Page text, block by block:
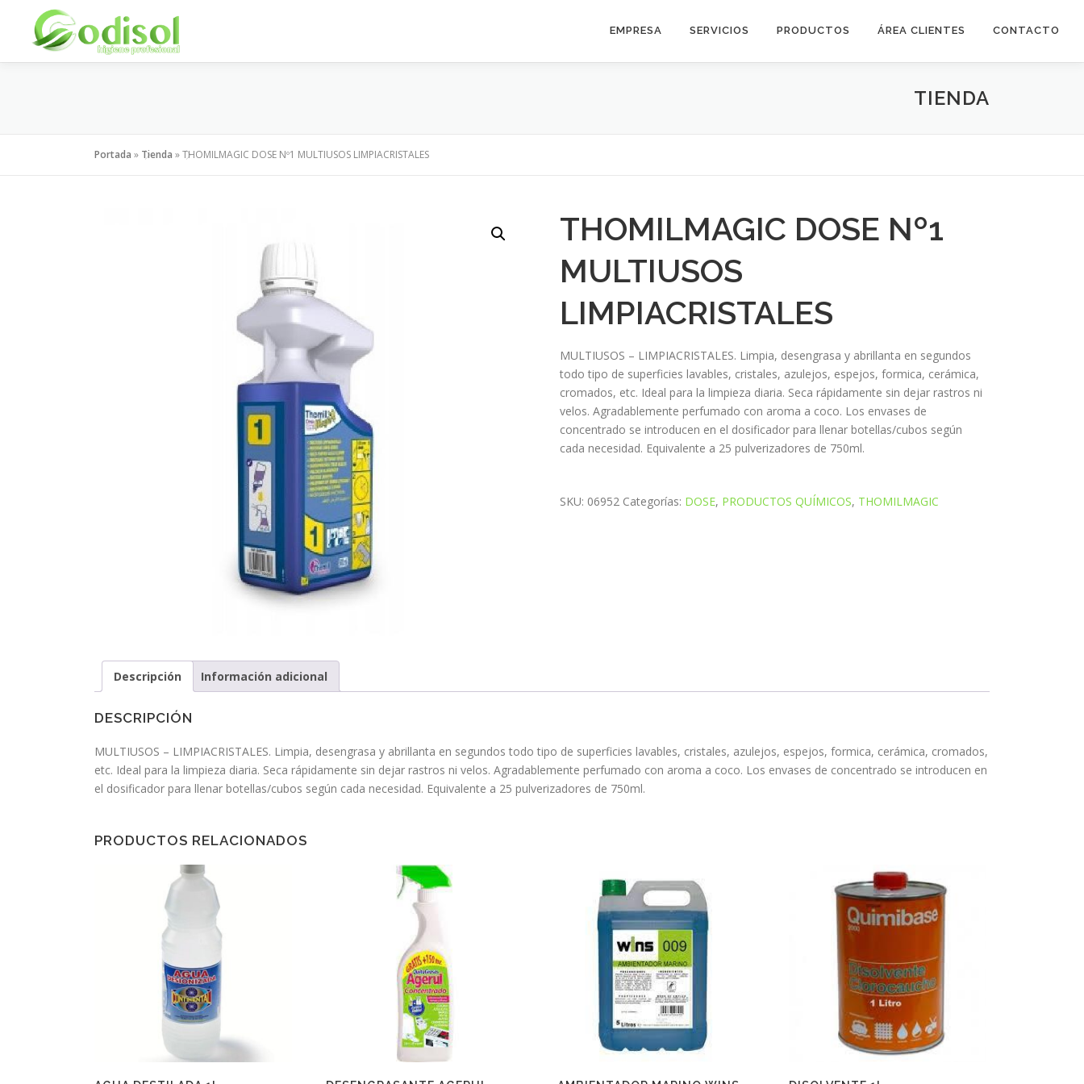
contenido
EMPRESA SERVICIOS PRODUCTOS ÁREA CLIENTES CONTACTO
TIENDA
Portada » Tienda »THOMILMAGIC DOSE Nº1 MULTIUSOS LIMPIACRISTALES
THOMILMAGIC DOSE Nº1
MULTIUSOS
LIMPIACRISTALES
MULTIUSOS – LIMPIACRISTALES. Limpia, desengrasa y abrillanta en segundos
todo tipo de superficies lavables, cristales, azulejos, espejos, formica, cerámica,
cromados, etc. Ideal para la limpieza diaria. Seca rápidamente sin dejar rastros ni
velos. Agradablemente perfumado con aroma a coco. Los envases de
concentrado se introducen en el dosificador para llenar botellas/cubos según
cada necesidad. Equivalente a 25 pulverizadores de 750ml.
SKU: 06952 Categorías: DOSE, PRODUCTOS QUÍMICOS, THOMILMAGIC
Descripción Información adicional
DESCRIPCIÓN
MULTIUSOS – LIMPIACRISTALES. Limpia, desengrasa y abrillanta en segundos todo tipo de superficies lavables, cristales, azulejos, espejos, formica, cerámica, cromados,
etc. Ideal para la limpieza diaria. Seca rápidamente sin dejar rastros ni velos. Agradablemente perfumado con aroma a coco. Los envases de concentrado se introducen en
el dosificador para llenar botellas/cubos según cada necesidad. Equivalente a 25 pulverizadores de 750ml.
PRODUCTOS RELACIONADOS